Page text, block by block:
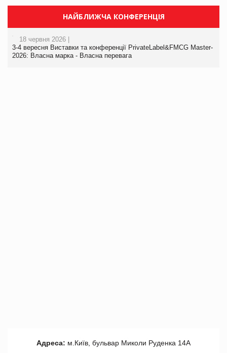
НАЙБЛИЖЧА КОНФЕРЕНЦІЯ
18 червня 2026 |
3-4 вересня Виставки та конференції PrivateLabel&FMCG Master-
2026: Власна марка - Власна перевага
Адреса: м.Київ, бульвар Миколи Руденка 14А